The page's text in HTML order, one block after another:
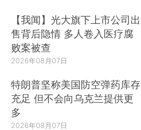
【我闻】光大旗下上市公司出
售背后隐情 多人卷入医疗腐
败案被查
2026年08月07日
特朗普坚称美国防空弹药库存
充足 但不会向乌克兰提供更
多
2026年08月07日